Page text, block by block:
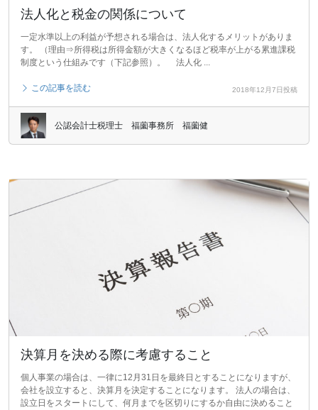
法人化と税金の関係について
一定水準以上の利益が予想される場合は、法人化するメリットがありま
す。 （理由⇒所得税は所得金額が大きくなるほど税率が上がる累進課税
制度という仕組みです（下記参照）。 法人化 ...
この記事を読む 2018年12月7日投稿
公認会計士税理士 福薗事務所 福薗健
決算月を決める際に考慮すること
個人事業の場合は、一律に12月31日を最終日とすることになりますが、
会社を設立すると、決算月を決定することになります。 法人の場合は、
設立日をスタートにして、何月までを区切りにするか自由に決めること